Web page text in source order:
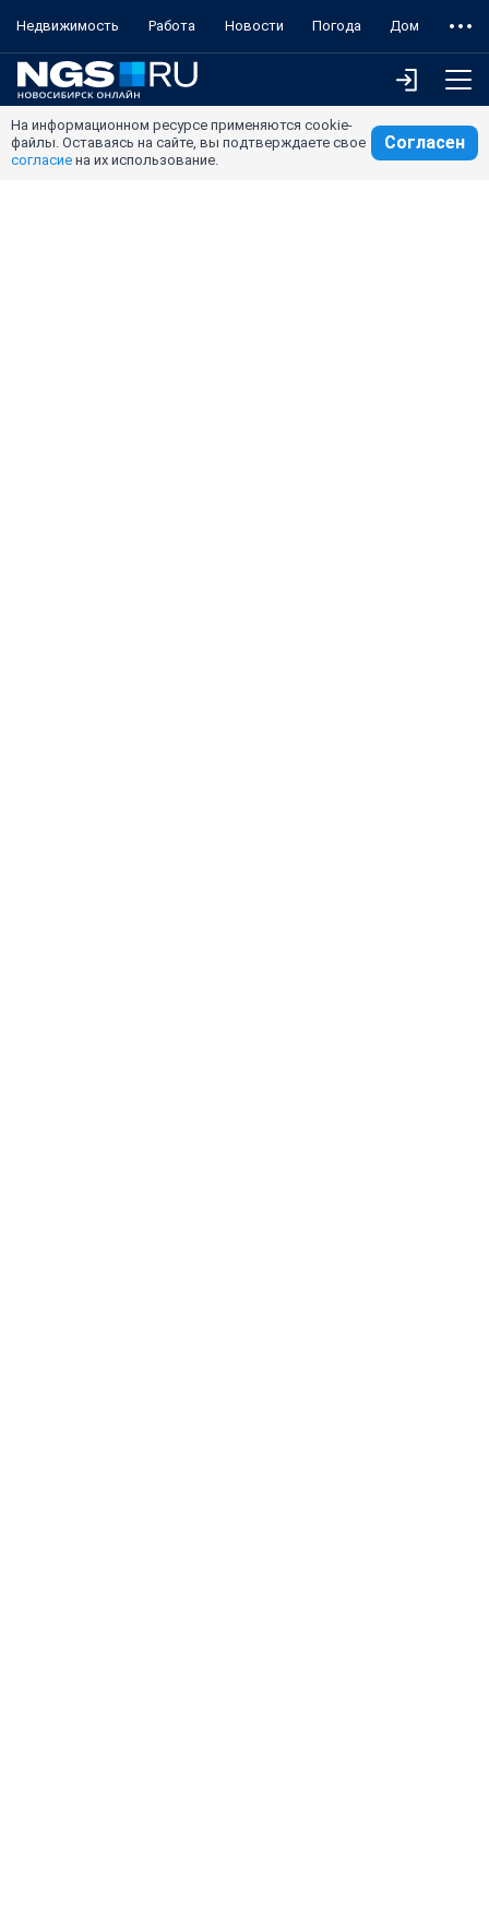
Недвижимость Работа Новости Погода Дом
На информационном ресурсе применяются cookie-
файлы. Оставаясь на сайте, вы подтверждаете свое
согласие на их использование.
Согласен